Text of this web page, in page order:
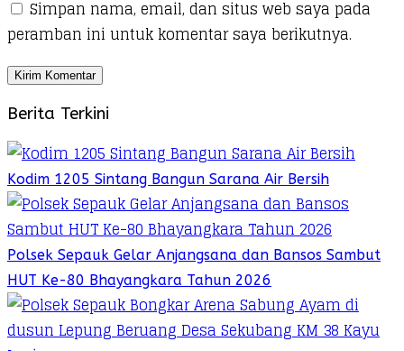
Simpan nama, email, dan situs web saya pada
peramban ini untuk komentar saya berikutnya.
Berita Terkini
Kodim 1205 Sintang Bangun Sarana Air Bersih
Polsek Sepauk Gelar Anjangsana dan Bansos Sambut
HUT Ke-80 Bhayangkara Tahun 2026